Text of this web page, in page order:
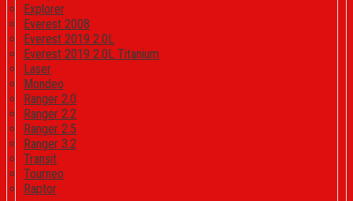
Explorer
Everest 2008
Everest 2019 2.0L
Everest 2019 2.0L Titanium
Laser
Mondeo
Ranger 2.0
Ranger 2.2
Ranger 2.5
Ranger 3.2
Transit
Tourneo
Raptor